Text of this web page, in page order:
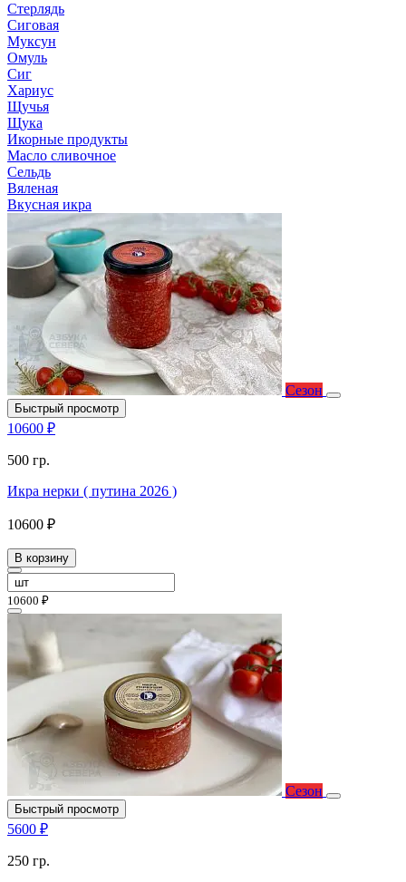
Стерлядь
Сиговая
Муксун
Омуль
Сиг
Хариус
Щучья
Щука
Икорные продукты
Масло сливочное
Сельдь
Вяленая
Вкусная икра
Сезон
Быстрый просмотр
10600 ₽
500 гр.
Икра нерки ( путина 2026 )
10600 ₽
В корзину
10600 ₽
Сезон
Быстрый просмотр
5600 ₽
250 гр.